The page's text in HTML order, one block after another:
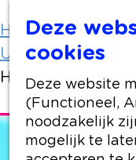
Deze
cookies
Deze website
(Functioneel,
noodzakelijk
mogelijk te
Home
Uit-
Uit-agenda
Het Alphense